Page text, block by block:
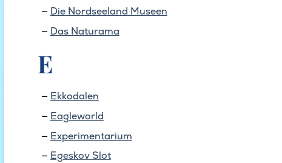
Die Nordseeland Museen
Das Naturama
E
Ekkodalen
Eagleworld
Experimentarium
Egeskov Slot